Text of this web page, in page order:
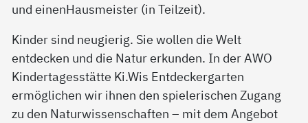
und einenHausmeister (in Teilzeit).
Kinder sind neugierig. Sie wollen die Welt
entdecken und die Natur erkunden. In der AWO
Kindertagesstätte Ki.Wis Entdeckergarten
ermöglichen wir ihnen den spielerischen Zugang
zu den Naturwissenschaften – mit dem Angebot